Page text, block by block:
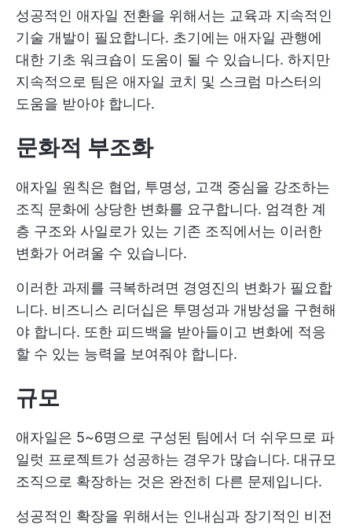
성공적인 애자일 전환을 위해서는 교육과 지속적인
기술 개발이 필요합니다. 초기에는 애자일 관행에
대한 기초 워크숍이 도움이 될 수 있습니다. 하지만
지속적으로 팀은 애자일 코치 및 스크럼 마스터의
도움을 받아야 합니다.
문화적 부조화
애자일 원칙은 협업, 투명성, 고객 중심을 강조하는
조직 문화에 상당한 변화를 요구합니다. 엄격한 계
층 구조와 사일로가 있는 기존 조직에서는 이러한
변화가 어려울 수 있습니다.
이러한 과제를 극복하려면 경영진의 변화가 필요합
니다. 비즈니스 리더십은 투명성과 개방성을 구현해
야 합니다. 또한 피드백을 받아들이고 변화에 적응
할 수 있는 능력을 보여줘야 합니다.
규모
애자일은 5~6명으로 구성된 팀에서 더 쉬우므로 파
일럿 프로젝트가 성공하는 경우가 많습니다. 대규모
조직으로 확장하는 것은 완전히 다른 문제입니다.
성공적인 확장을 위해서는 인내심과 장기적인 비전